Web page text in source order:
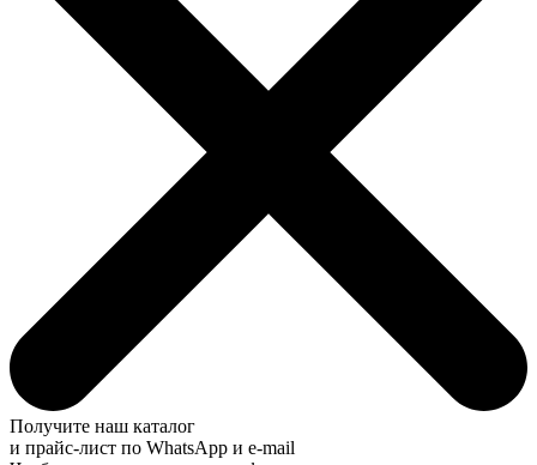
Получите наш каталог
и прайс-лист по WhatsApp и e-mail